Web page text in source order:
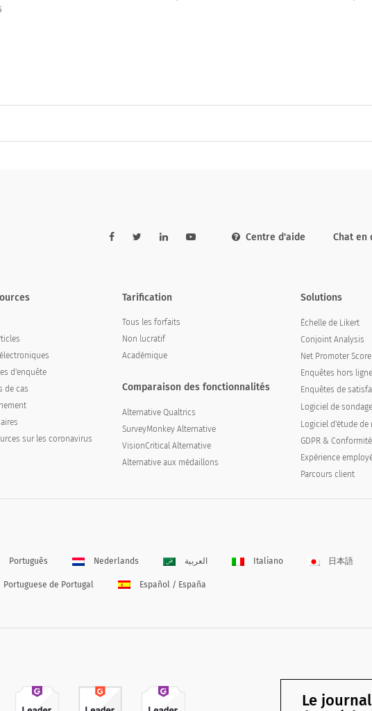
Centre d'aide Chat en
d'enquête
de cas
sur les coronavirus
Tarification
Tous les forfaits
Non lucratif
Académique
Comparaison des fonctionnalités
Alternative Qualtrics
SurveyMonkey Alternative
VisionCritical Alternative
Alternative aux médaillons
Solutions
Échelle de Likert
Conjoint Analysis
Net Promoter Score
Enquêtes hors ligne
Enquêtes de
Logiciel de
Logiciel d'étude de
GDPR &
Expérience
Parcours client
Português Nederlands العربية Italiano 日本語
Portuguese de Portugal Español / España
Le